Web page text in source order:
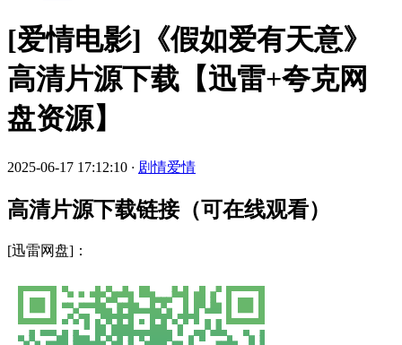
[爱情电影]《假如爱有天意》
高清片源下载【迅雷+夸克网
盘资源】
2025-06-17 17:12:10 · 剧情爱情
高清片源下载链接（可在线观看）
[迅雷网盘]：